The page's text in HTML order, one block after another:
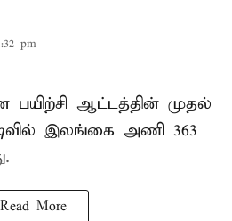
pm
பயிற்சி ஆட்டத்தின் முதல்
இலங்கை அணி 363
Read More